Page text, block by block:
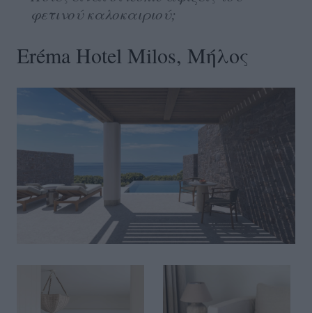
φετινού καλοκαιριού;
Eréma Hotel Milos, Μήλος